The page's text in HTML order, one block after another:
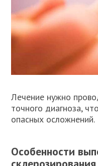
Лечение нужно
точного диагноза,
опасных осложнений.
Особенности